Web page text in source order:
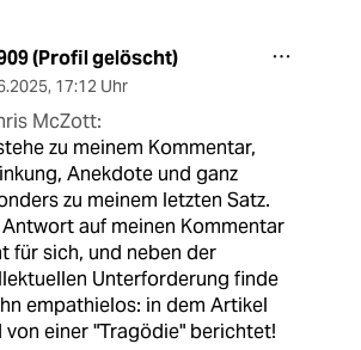
(Profil gelöscht)
, 17:12 Uhr
McZott:
zu meinem Kommentar,
Anekdote und ganz
zu meinem letzten Satz.
Antwort auf meinen Kommentar
für sich, und neben der
Unterforderung finde
empathielos: in dem Artikel
von einer "Tragödie" berichtet!